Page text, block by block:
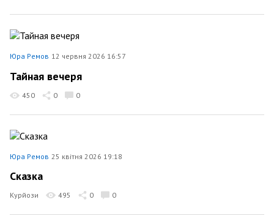
Юра Ремов 12 червня 2026 16:57
Тайная вечеря
450 0 0
Юра Ремов 25 квітня 2026 19:18
Сказка
Курйози 495 0 0